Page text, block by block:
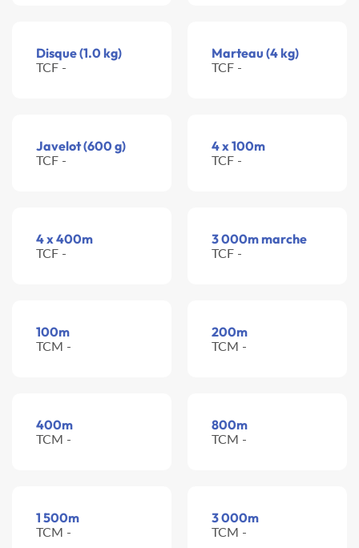
Disque (1.0 kg)
TCF -
Marteau (4 kg)
TCF -
Javelot (600 g)
TCF -
4 x 100m
TCF -
4 x 400m
TCF -
3 000m marche
TCF -
100m
TCM -
200m
TCM -
400m
TCM -
800m
TCM -
1 500m
TCM -
3 000m
TCM -